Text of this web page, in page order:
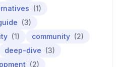
(1)
(3)
(1) community (2)
deep-dive (3)
(2)